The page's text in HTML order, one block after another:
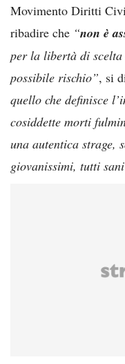
Movimento Diritti
ribadire che “non è
per la libertà di
possibile rischio”, si
quello che definisce
cosiddette morti
una autentica strage,
giovanissimi, tutti